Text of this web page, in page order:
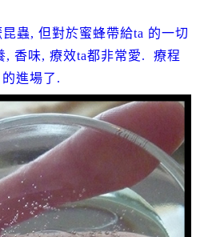
蟲, 但對於蜜蜂帶給ta 的一切
香味, 療效ta都非常愛. 療程
進場了.